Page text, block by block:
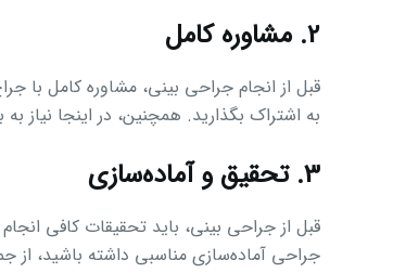
2. مشاوره کامل
قبل از انجام جراحی بینی، مشاوره کامل با
به اشتراک بگذارید. همچنین، در اینجا
3. تحقیق و آماده‌سازی
قبل از جراحی بینی، باید تحقیقات کافی
جراحی آماده‌سازی مناسبی داشته باشید، از